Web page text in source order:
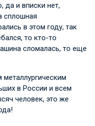
да и вписки нет,
сплошная
в этом году, так
то кто-то
сломалась, то еще
в России и всем
человек, это же